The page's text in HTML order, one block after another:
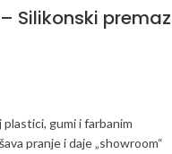
– Silikonski premaz
gumi i farbanim
pranje i daje „showroom“